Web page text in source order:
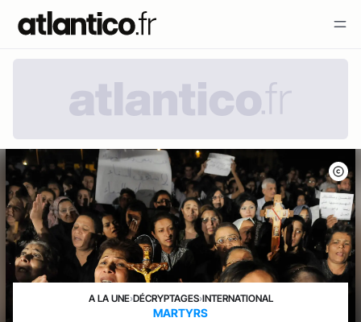
A LA UNE›DÉCRYPTAGES›INTERNATIONAL
MARTYRS